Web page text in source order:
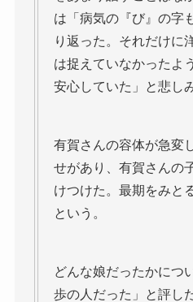
は「病気の『び』の字
り返った。それだけに
は捉えていなかったよ
安心していた」と悲し
有賀さんの容体が急変
せがあり、有賀さんの
けつけた。最期をみと
という。
どんな娘だったかにつ
歩の人だった」と評し